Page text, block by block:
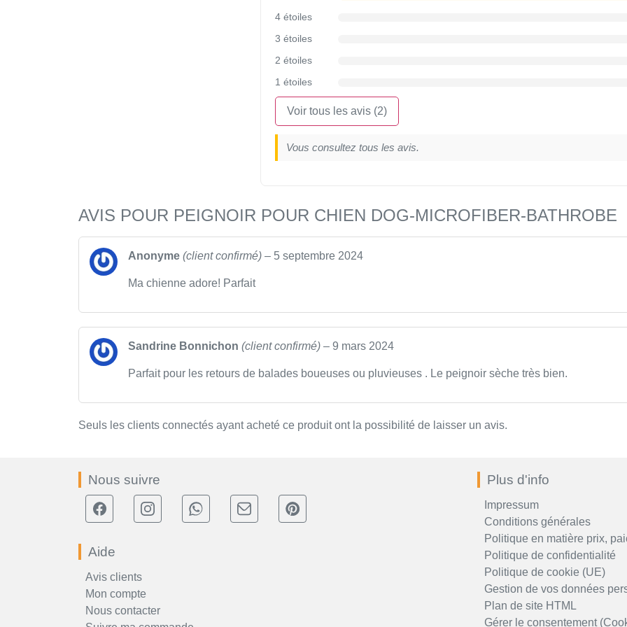
4 étoiles
3 étoiles
2 étoiles
1 étoiles
Voir tous les avis (2)
Vous consultez tous les avis.
AVIS POUR PEIGNOIR POUR CHIEN DOG-MICROFIBER-BATHROBE
Anonyme (client confirmé) – 5 septembre 2024
Ma chienne adore! Parfait
Sandrine Bonnichon (client confirmé) – 9 mars 2024
Parfait pour les retours de balades boueuses ou pluvieuses . Le peignoir sèche très bien.
Seuls les clients connectés ayant acheté ce produit ont la possibilité de laisser un avis.
Nous suivre
Aide
Avis clients
Mon compte
Nous contacter
Plus d'info
Impressum
Conditions générales
Politique en matière prix,
Politique de confidentialité
Politique de cookie (UE)
Gestion de vos données
Plan de site HTML
Gérer le consentement